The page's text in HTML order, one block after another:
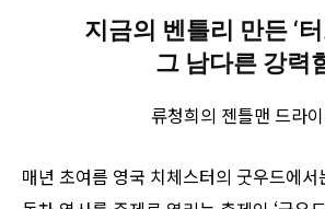
지금의 벤틀리 만든 ‘
그 남다른 강력
류청희의 젠틀맨 드라
매년 초여름 영국 치체스터의 굿우드에